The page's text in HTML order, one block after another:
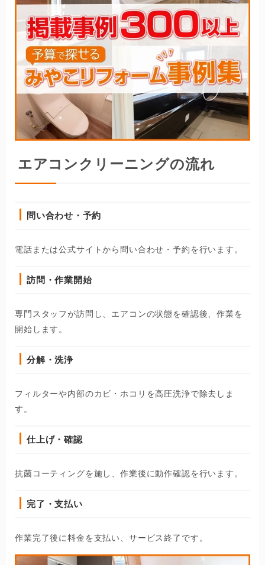
エアコンクリーニングの流れ
問い合わせ・予約
電話または公式サイトから問い合わせ・予約を行います。
訪問・作業開始
専門スタッフが訪問し、エアコンの状態を確認後、作業を
開始します。
分解・洗浄
フィルターや内部のカビ・ホコリを高圧洗浄で除去しま
す。
仕上げ・確認
抗菌コーティングを施し、作業後に動作確認を行います。
完了・支払い
作業完了後に料金を支払い、サービス終了です。